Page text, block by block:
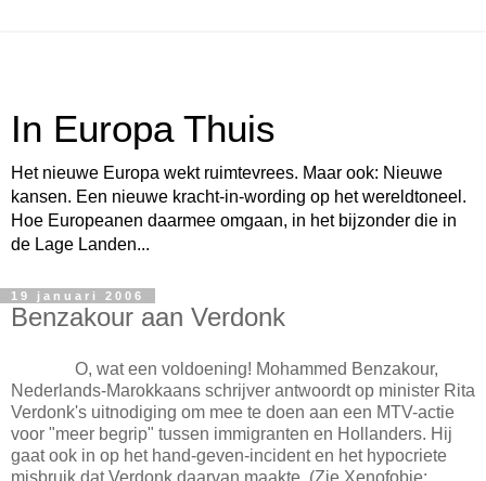
In Europa Thuis
Het nieuwe Europa wekt ruimtevrees. Maar ook: Nieuwe
kansen. Een nieuwe kracht-in-wording op het wereldtoneel.
Hoe Europeanen daarmee omgaan, in het bijzonder die in
de Lage Landen...
19 januari 2006
Benzakour aan Verdonk
O, wat een voldoening! Mohammed Benzakour,
Nederlands-Marokkaans schrijver antwoordt op minister Rita
Verdonk's uitnodiging om mee te doen aan een MTV-actie
voor "meer begrip" tussen immigranten en Hollanders. Hij
gaat ook in op het hand-geven-incident en het hypocriete
misbruik dat Verdonk daarvan maakte. (Zie Xenofobie: